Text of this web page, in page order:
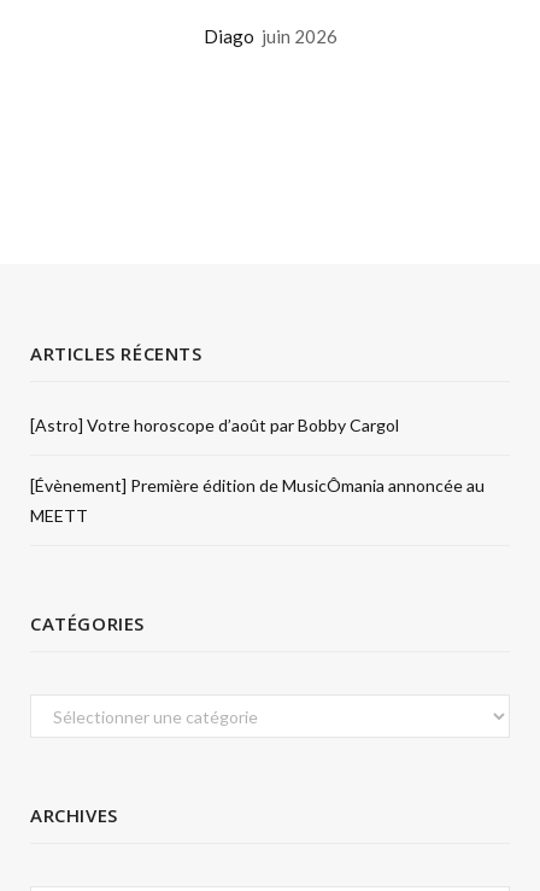
Diago juin 2026
ARTICLES RÉCENTS
[Astro] Votre horoscope d’août par Bobby Cargol
[Évènement] Première édition de MusicÔmania annoncée au
MEETT
CATÉGORIES
Catégories
ARCHIVES